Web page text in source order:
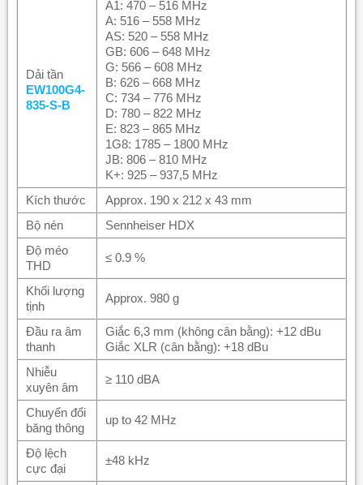
Dải tần
EW100G4-
835-S-B
A1: 470 – 516 MHz
A: 516 – 558 MHz
AS: 520 – 558 MHz
GB: 606 – 648 MHz
G: 566 – 608 MHz
B: 626 – 668 MHz
C: 734 – 776 MHz
D: 780 – 822 MHz
E: 823 – 865 MHz
1G8: 1785 – 1800 MHz
JB: 806 – 810 MHz
K+: 925 – 937,5 MHz
Kích thước
Approx. 190 x 212 x 43 mm
Bộ nén
Sennheiser HDX
Độ méo
THD
≤ 0.9 %
Khối lượng
tịnh
Approx. 980 g
Đầu ra âm
thanh
Giắc 6,3 mm (không cân bằng): +12 dBu
Giắc XLR (cân bằng): +18 dBu
Nhiễu
xuyên âm
≥ 110 dBA
Chuyển đổi
băng thông
up to 42 MHz
Độ lệch
cực đại
±48 kHz